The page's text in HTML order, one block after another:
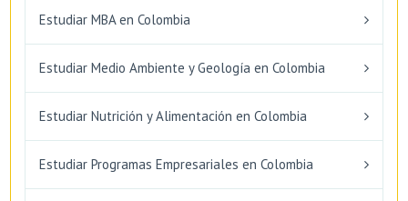
Estudiar MBA en Colombia
Estudiar Medio Ambiente y Geología en Colombia
Estudiar Nutrición y Alimentación en Colombia
Estudiar Programas Empresariales en Colombia